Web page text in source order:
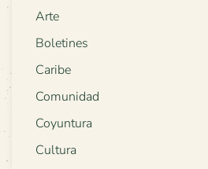
Arte
Boletines
Caribe
Comunidad
Coyuntura
Cultura